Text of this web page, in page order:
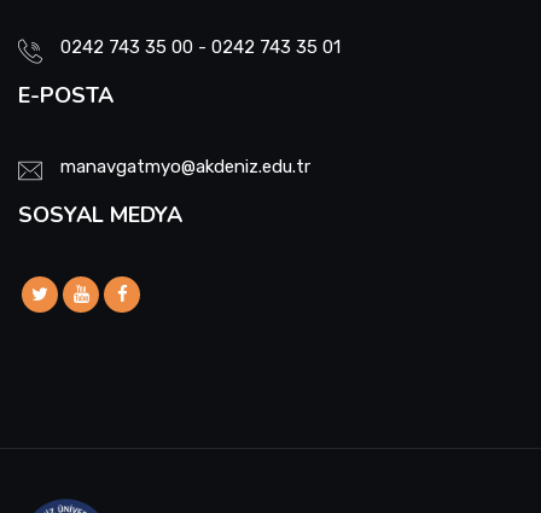
0242 743 35 00 - 0242 743 35 01
E-POSTA
manavgatmyo@akdeniz.edu.tr
SOSYAL MEDYA